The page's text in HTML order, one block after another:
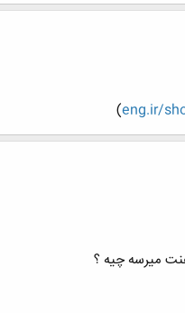
eng.ir/
)
ميرسه چيه ؟